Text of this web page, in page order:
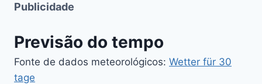
Publicidade
Previsão do tempo
Fonte de dados meteorológicos: Wetter für 30
tage